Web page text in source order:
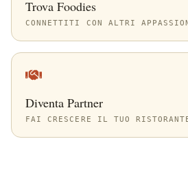
Trova Foodies
CONNETTITI CON ALTRI
Diventa Partner
FAI CRESCERE IL TUO